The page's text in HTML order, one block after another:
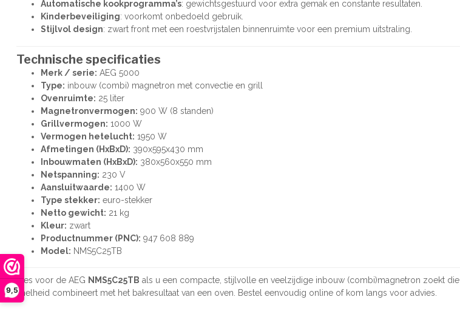
9,5
Automatische kookprogramma’s: gewichtsgestuurd voor extra gemak en constante resultaten.
Kinderbeveiliging: voorkomt onbedoeld gebruik.
Stijlvol design: zwart front met een roestvrijstalen binnenruimte voor een premium uitstraling.
Technische specificaties
Merk / serie: AEG 5000
Type: inbouw (combi) magnetron met convectie en grill
Ovenruimte: 25 liter
Magnetronvermogen: 900 W (8 standen)
Grillvermogen: 1000 W
Vermogen hetelucht: 1950 W
Afmetingen (HxBxD): 390x595x430 mm
Inbouwmaten (HxBxD): 380x560x550 mm
Netspanning: 230 V
Aansluitwaarde: 1400 W
Type stekker: euro-stekker
Netto gewicht: 21 kg
Kleur: zwart
Productnummer (PNC): 947 608 889
Model: NMS5C25TB
Kies voor de AEG NMS5C25TB als u een compacte, stijlvolle en veelzijdige inbouw (combi)magnetron zoekt die
snelheid combineert met het bakresultaat van een oven. Bestel eenvoudig online of kom langs voor advies.